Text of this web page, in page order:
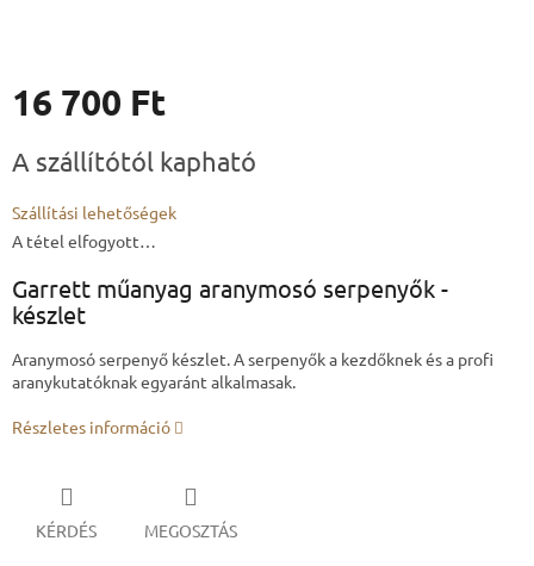
16 700 Ft
A szállítótól kapható
Szállítási lehetőségek
A tétel elfogyott…
Garrett műanyag aranymosó serpenyők -
készlet
Aranymosó serpenyő készlet. A serpenyők a kezdőknek és a profi
aranykutatóknak egyaránt alkalmasak.
Részletes információ
KÉRDÉS MEGOSZTÁS